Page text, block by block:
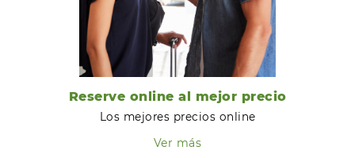
Reserve online al mejor precio
Los mejores precios online
Ver más